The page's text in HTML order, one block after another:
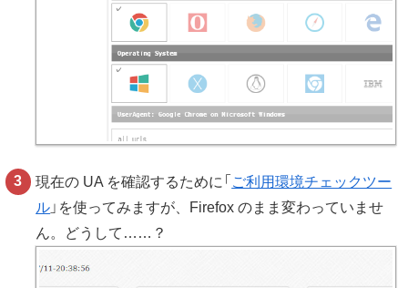
現在の UA を確認するために「 ご利用環境チェックツー
ル 」を使ってみますが、Firefox のまま変わっていませ
ん。どうして……？